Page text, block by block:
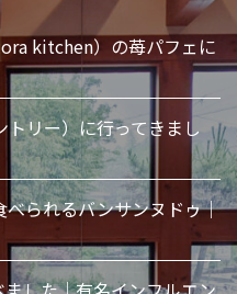
kitchen）の苺パフェに
リー）に行ってきまし
られるバンサンヌドゥ｜